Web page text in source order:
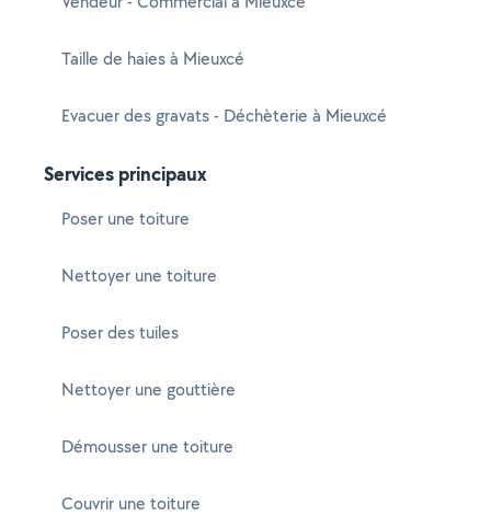
Taille de haies à Mieuxcé
Evacuer des gravats - Déchèterie à Mieuxcé
Services principaux
Poser une toiture
Nettoyer une toiture
Poser des tuiles
Nettoyer une gouttière
Démousser une toiture
Couvrir une toiture